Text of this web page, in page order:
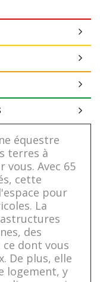
équestre
terres à
Avec 65
cette
pour
La
des
dont vous
De plus, elle
logement, y